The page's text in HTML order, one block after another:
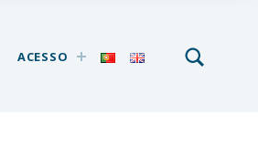
ACESSO Search for: